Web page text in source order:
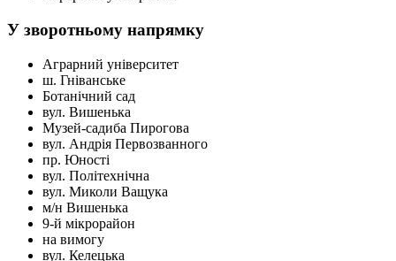
У зворотньому напрямку
Аграрний університет
ш. Гніванське
Ботанічний сад
вул. Вишенька
Музей-садиба Пирогова
вул. Андрія Первозванного
пр. Юності
вул. Політехнічна
вул. Миколи Ващука
м/н Вишенька
9-й мікрорайон
на вимогу
вул. Келецька